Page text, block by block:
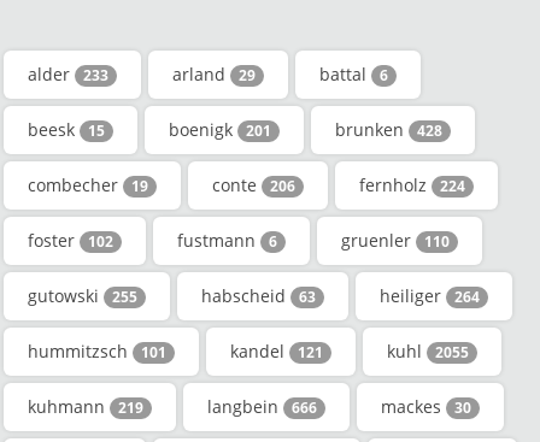
alder 233 arland 29 battal 6
beesk 15 boenigk 201 brunken 428
combecher 19 conte 206 fernholz 224
foster 102 fustmann 6 gruenler 110
gutowski 255 habscheid 63 heiliger 264
hummitzsch 101 kandel 121 kuhl 2055
kuhmann 219 langbein 666 mackes 30